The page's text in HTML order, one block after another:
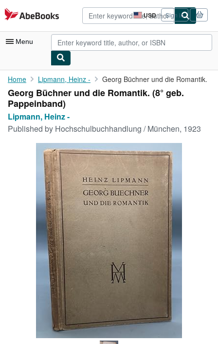
Skip to main content
AbeBooks.com USD
Site
shopping
preferences
Sign in
Menu
My Account
My Purchases
Advanced Search
Browse Collections
Art & Collectibles
CLOSE
Home Lipmann, Heinz - Georg Büchner und die Romantik.
Georg Büchner und die Romantik. (8° geb.
Pappeinband)
Lipmann, Heinz -
Published by Hochschulbuchhandlung / München, 1923